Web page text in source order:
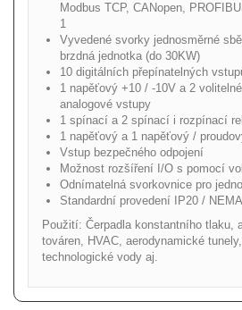
Modbus TCP, CANopen,
1
Vyvedené svorky jednosměrné
brzdná jednotka (do 30KW)
10 digitálních přepínatelných
1 napěťový +10 / -10V a 2
analogové vstupy
1 spínací a 2 spínací i rozpínací
1 napěťový a 1 napěťový /
Vstup bezpečného odpojení
Možnost rozšíření I/O s pomocí
Odnímatelná svorkovnice pro
Standardní provedení IP20 /
Použití: Čerpadla konstantního tlaku,
továren, HVAC, aerodynamické
technologické vody aj.